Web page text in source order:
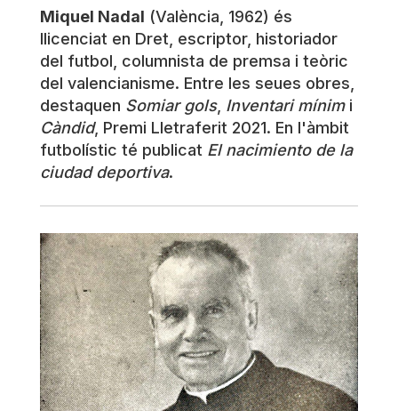
Miquel Nadal (València, 1962) és
llicenciat en Dret, escriptor, historiador
del futbol, columnista de premsa i teòric
del valencianisme. Entre les seues obres,
destaquen Somiar gols, Inventari mínimi
Càndid, Premi Lletraferit 2021. En l'àmbit
futbolístic té publicat El nacimiento de la
ciudad deportiva.